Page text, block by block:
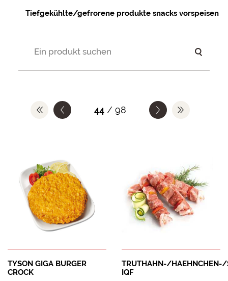
Tiefgekühlte/gefrorene produkte snacks vorspeisen
44 / 98
TYSON GIGA BURGER
CROCK
TRUTHAHN-/HAEHNCHEN-/
IQF